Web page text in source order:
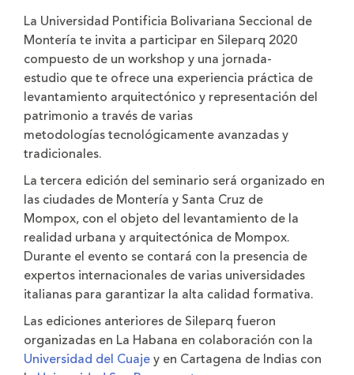
La Universidad Pontificia Bolivariana Seccional de
Montería te invita a participar en Sileparq 2020
compuesto de un workshop y una jornada-
estudio que te ofrece una experiencia práctica de
levantamiento arquitectónico y representación del
patrimonio a través de varias
metodologías tecnológicamente avanzadas y
tradicionales.
La tercera edición del seminario será organizado en
las ciudades de Montería y Santa Cruz de
Mompox, con el objeto del levantamiento de la
realidad urbana y arquitectónica de Mompox.
Durante el evento se contará con la presencia de
expertos internacionales de varias universidades
italianas para garantizar la alta calidad formativa.
Las ediciones anteriores de Sileparq fueron
organizadas en La Habana en colaboración con la
Universidad del Cuajey en Cartagena de Indias con